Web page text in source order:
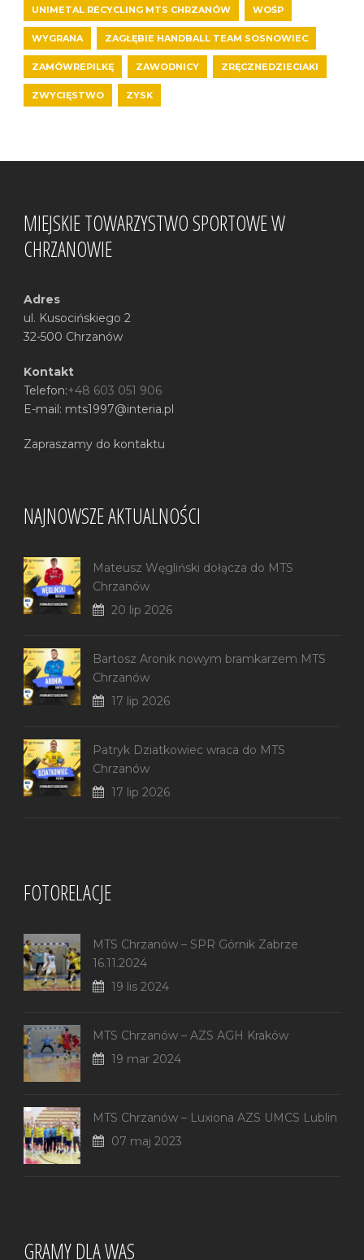
UNIMETAL RECYCLING MTS CHRZANÓW WOŚP
WYGRANA ZAGŁĘBIE HANDBALL TEAM SOSNOWIEC
ZAMÓWREPILKĘ ZAWODNICY ZRĘCZNEDZIECIAKI
ZWYCIĘSTWO ZYSK
MIEJSKIE TOWARZYSTWO SPORTOWE W
CHRZANOWIE
Adres
ul. Kusocińskiego 2
32-500 Chrzanów
Kontakt
Telefon:+48 603 051 906
E-mail: mts1997@interia.pl
Zapraszamy do kontaktu
NAJNOWSZE AKTUALNOŚCI
Mateusz Węgliński dołącza do MTS
Chrzanów
20 lip 2026
Bartosz Aronik nowym bramkarzem MTS
Chrzanów
17 lip 2026
Patryk Dziatkowiec wraca do MTS
Chrzanów
17 lip 2026
FOTORELACJE
MTS Chrzanów – SPR Górnik Zabrze
16.11.2024
19 lis 2024
MTS Chrzanów – AZS AGH Kraków
19 mar 2024
MTS Chrzanów – Luxiona AZS UMCS Lublin
07 maj 2023
GRAMY DLA WAS